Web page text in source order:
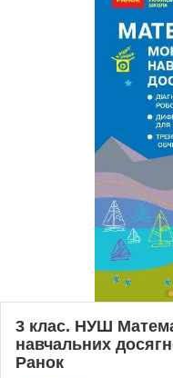
3 клас. НУШ
навчальних
Ранок